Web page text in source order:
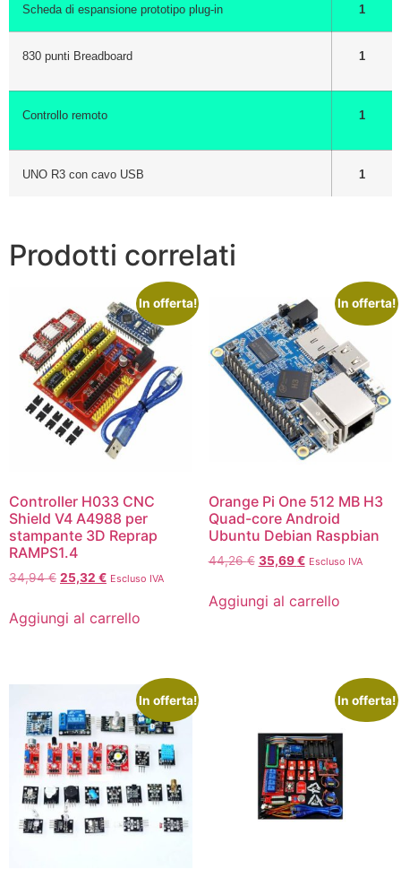
Scheda di espansione prototipo plug-in 1
830 punti Breadboard 1
Controllo remoto 1
UNO R3 con cavo USB 1
Prodotti correlati
In offerta!
Controller H033 CNC
Shield V4 A4988 per
stampante 3D Reprap
RAMPS1.4
34,94€ 25,32 € Escluso IVA
Aggiungi al carrello
In offerta!
Orange Pi One 512 MB H3
Quad-core Android
Ubuntu Debian Raspbian
44,26€ 35,69€ Escluso IVA
Aggiungi al carrello
In offerta! In offerta!